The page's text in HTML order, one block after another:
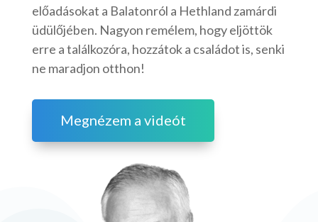
előadásokat a Balatonról a Hethland zamárdi
üdülőjében. Nagyon remélem, hogy eljöttök
erre a találkozóra, hozzátok a családot is, senki
ne maradjon otthon!
Megnézem a videót